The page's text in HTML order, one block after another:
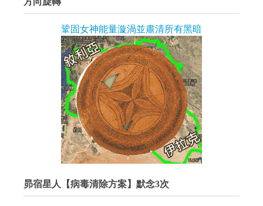
鞏固女神能量漩渦並肅清所有黑暗
昴宿星人【病毒清除方案】默念3次